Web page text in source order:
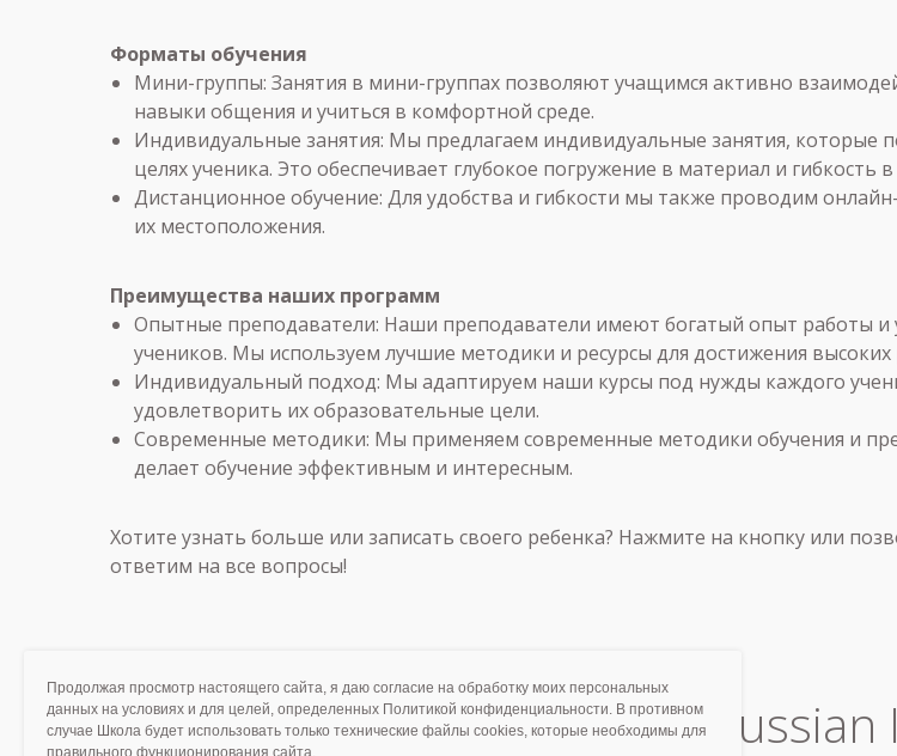
Форматы обучения
Мини-группы: Занятия в мини-группах позволяют учащимся активно
навыки общения и учиться в комфортной среде.
Индивидуальные занятия: Мы предлагаем индивидуальные занятия, которые
целях ученика. Это обеспечивает глубокое погружение в материал и гибкость
Дистанционное обучение: Для удобства и гибкости мы также проводим
их местоположения.
Преимущества наших программ
Опытные преподаватели: Наши преподаватели имеют богатый опыт работы и
учеников. Мы используем лучшие методики и ресурсы для достижения высоких
Индивидуальный подход: Мы адаптируем наши курсы под нужды каждого
удовлетворить их образовательные цели.
Современные методики: Мы применяем современные методики обучения и
делает обучение эффективным и интересным.
Хотите узнать больше или записать своего ребенка? Нажмите на кнопку или
ответим на все вопросы!
Языковые клубы в
Продолжая просмотр настоящего сайта, я даю согласие на обработку моих персональных
данных на условиях и для целей, определенных Политикой конфиденциальности. В противном
случае Школа будет использовать только технические файлы cookies, которые необходимы для